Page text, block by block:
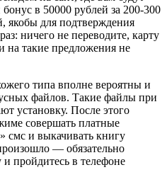
бонус в 50000 рублей за 200-300
якобы для подтверждения
ничего не переводите, карту
на такие предложения не
типа вполне вероятны и
файлов. Такие файлы при
установку. После этого
совершать платные
смс и выкачивать книгу
— обязательно
и пройдитесь в телефоне